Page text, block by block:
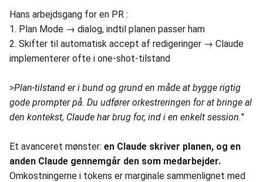
Hans arbejdsgang for en PR :
1. Plan Mode → dialog, indtil planen passer ham
2. Skifter til automatisk accept af redigeringer → Claude
implementerer ofte i one-shot-tilstand
>Plan-tilstand er i bund og grund en måde at bygge rigtig
gode prompter på. Du udfører orkestreringen for at bringe al
den kontekst, Claude har brug for, ind i en enkelt session."
Et avanceret mønster: en Claude skriver planen, og en
anden Claude gennemgår den som medarbejder.
Omkostningerne i tokens er marginale sammenlignet med